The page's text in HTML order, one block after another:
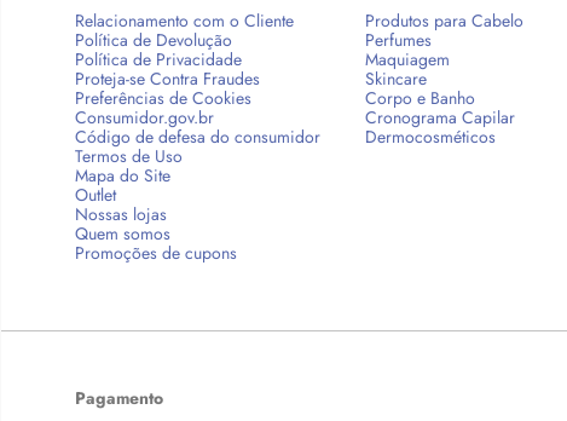
Relacionamento com o Cliente
Política de Devolução
Política de Privacidade
Proteja-se Contra Fraudes
Preferências de Cookies
Consumidor.gov.br
Código de defesa do consumidor
Termos de Uso
Mapa do Site
Outlet
Nossas lojas
Quem somos
Promoções de cupons
Produtos para Cabelo
Perfumes
Maquiagem
Skincare
Corpo e Banho
Cronograma Capilar
Dermocosméticos
Pagamento